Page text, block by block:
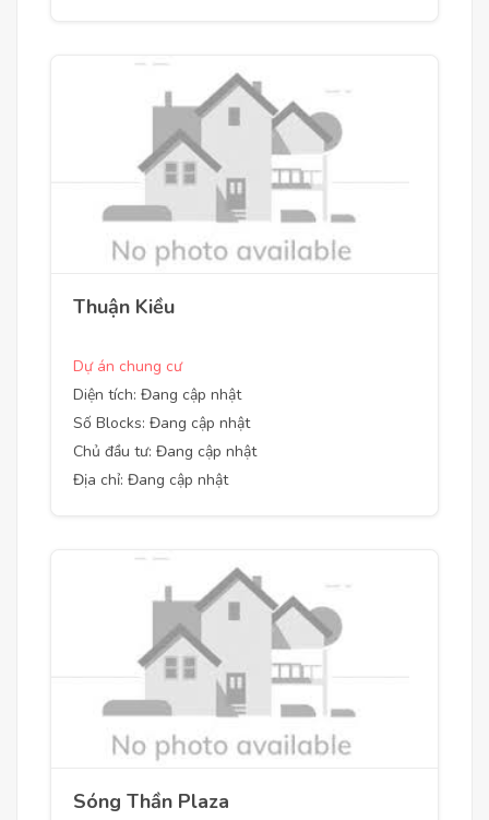
Thuận Kiều
Dự án chung cư
Diện tích: Đang cập nhật
Số Blocks: Đang cập nhật
Chủ đầu tư: Đang cập nhật
Địa chỉ: Đang cập nhật
Sóng Thần Plaza